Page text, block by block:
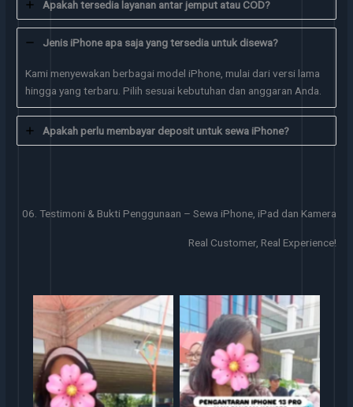
Apakah tersedia layanan antar jemput atau COD?
Jenis iPhone apa saja yang tersedia untuk disewa?
Kami menyewakan berbagai model iPhone, mulai dari versi lama
hingga yang terbaru. Pilih sesuai kebutuhan dan anggaran Anda.
Apakah perlu membayar deposit untuk sewa iPhone?
06. Testimoni & Bukti Penggunaan – Sewa iPhone, iPad dan Kamera
Real Customer, Real Experience!
Serah Terima Sewa iPhone